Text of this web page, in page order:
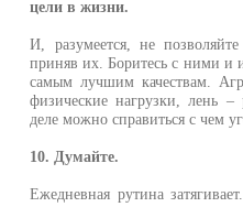
цели в жизни.
И, разумеется, не
приняв их. Боритесь с ними и
самым лучшим качествам.
физические нагрузки, лень
деле можно справиться с чем
10. Думайте.
Ежедневная рутина